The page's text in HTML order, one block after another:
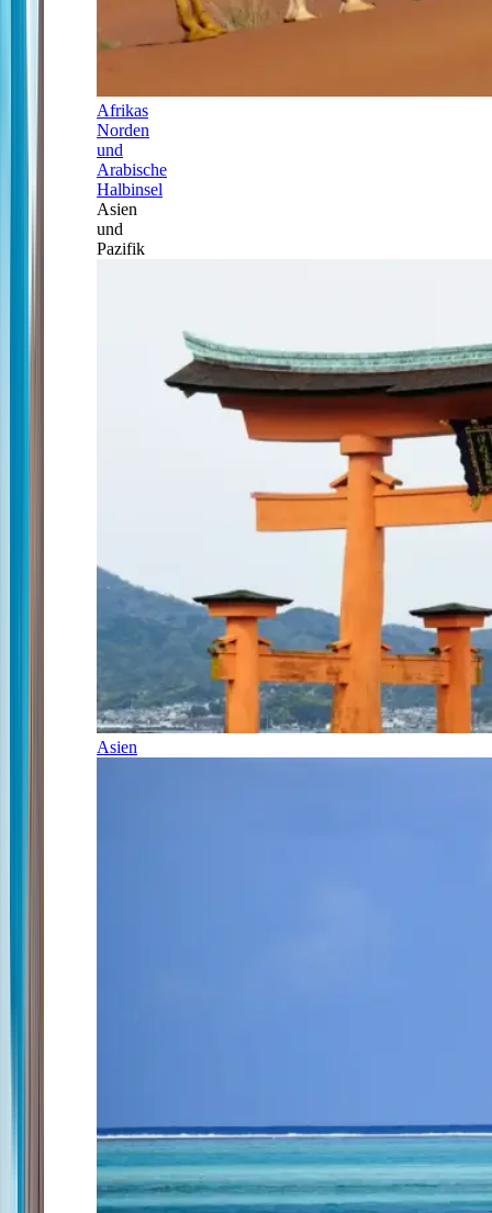
Afrikas
Norden
und
Arabische
Halbinsel
Asien
und
Pazifik
Asien